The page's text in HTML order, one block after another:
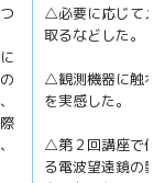
△必要に応じてメ
取るなどした。
△観測機器に触れ
を実感した。
△第２回講座で使
る電波望遠鏡の製